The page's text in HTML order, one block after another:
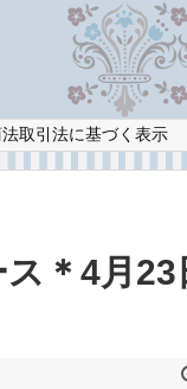
取引法に基づく表示
ス＊4月